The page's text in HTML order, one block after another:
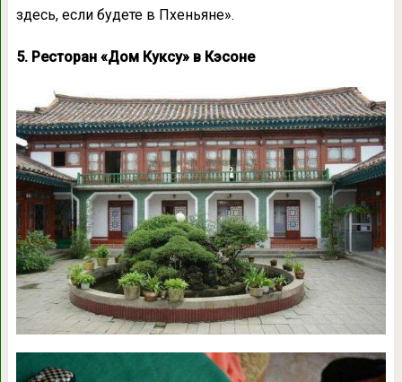
здесь, если будете в Пхеньяне».
5. Ресторан «Дом Куксу» в Кэсоне